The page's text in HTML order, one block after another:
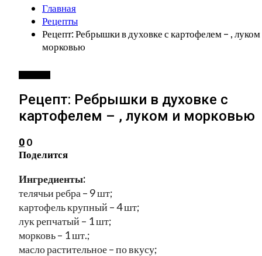
Главная
Рецепты
Рецепт: Ребрышки в духовке с картофелем – , луком
морковью
Рецепт: Ребрышки в духовке с
картофелем – , луком и морковью
0 0
Поделится
Ингредиенты:
телячьи ребра – 9 шт;
картофель крупный – 4 шт;
лук репчатый – 1 шт;
морковь – 1 шт.;
масло растительное – по вкусу;